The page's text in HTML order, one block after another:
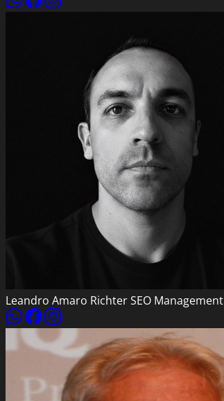
Leandro Amaro RichterSEO Management